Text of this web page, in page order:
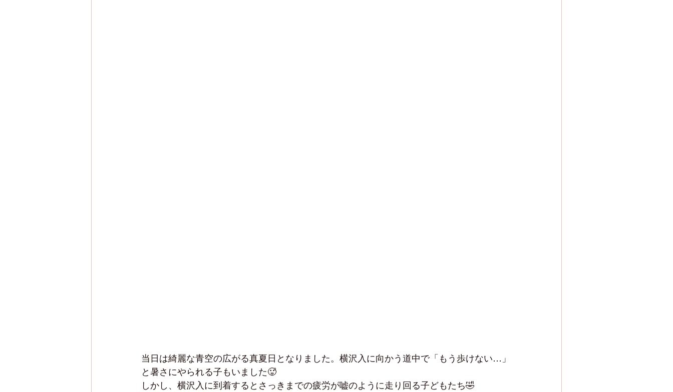
当日は綺麗な青空の広がる真夏日となりました。横沢入に向かう道中で「もう歩けない…」
と暑さにやられる子もいました🥵
しかし、横沢入に到着するとさっきまでの疲労が嘘のように走り回る子どもたち🤣